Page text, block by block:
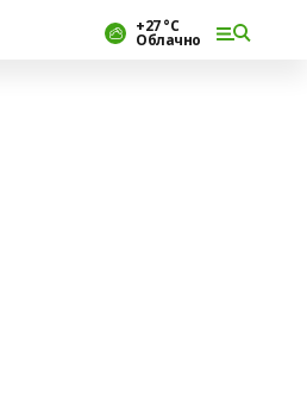
+27 °С
Облачно